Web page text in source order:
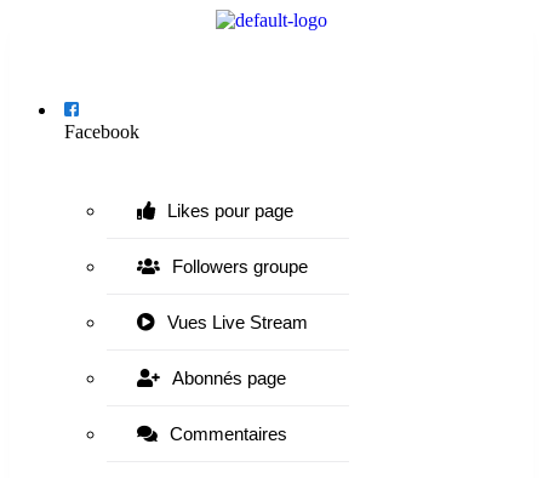
Facebook
Likes pour page
Followers groupe
Vues Live Stream
Abonnés page
Commentaires